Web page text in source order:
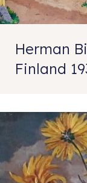
Herman
Finland